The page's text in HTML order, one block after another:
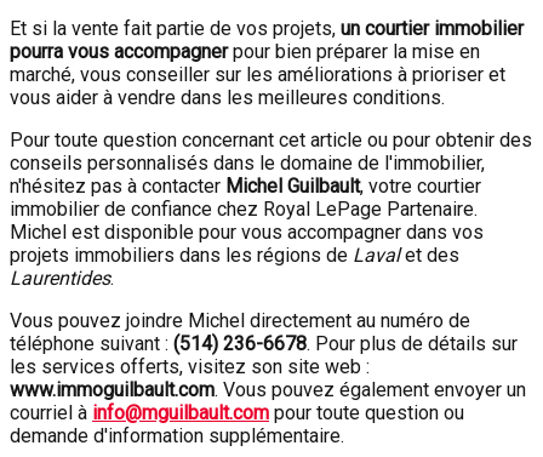
Et si la vente fait partie de vos projets, un courtier immobilier
pourra vous accompagnerpour bien préparer la mise en
marché, vous conseiller sur les améliorations à prioriser et
vous aider à vendre dans les meilleures conditions.
Pour toute question concernant cet article ou pour obtenir des
conseils personnalisés dans le domaine de l'immobilier,
n'hésitez pas à contacter Michel Guilbault, votre courtier
immobilier de confiance chez Royal LePage Partenaire.
Michel est disponible pour vous accompagner dans vos
projets immobiliers dans les régions de Lavalet des
Laurentides.
Vous pouvez joindre Michel directement au numéro de
téléphone suivant : (514) 236-6678. Pour plus de détails sur
les services offerts, visitez son site web :
www.immoguilbault.com. Vous pouvez également envoyer un
courriel à info@mguilbault.com pour toute question ou
demande d'information supplémentaire.